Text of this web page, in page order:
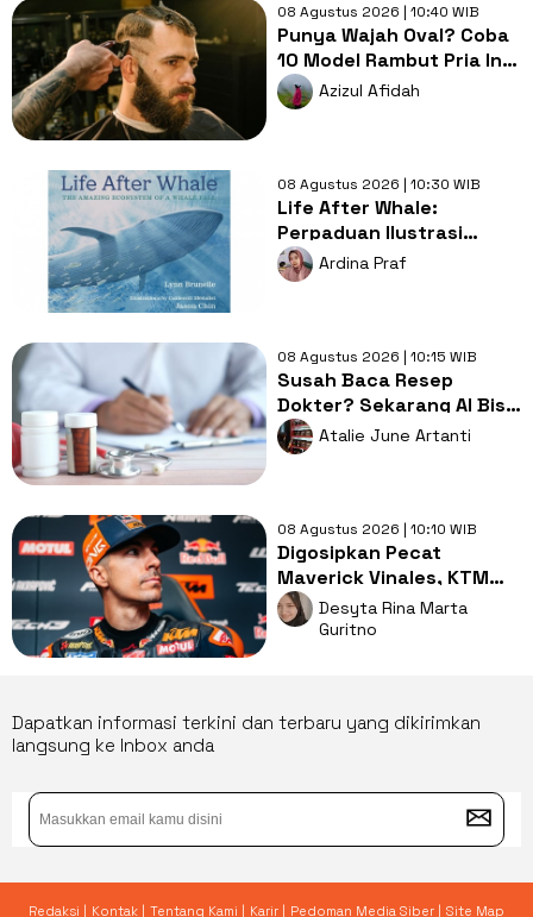
08 Agustus 2026 | 10:40 WIB
Punya Wajah Oval? Coba
10 Model Rambut Pria Ini
Agar Penampilan Makin
Rapi dan Menarik
Azizul Afidah
08 Agustus 2026 | 10:30 WIB
Life After Whale:
Perpaduan Ilustrasi
Spektakuler dan Sains
yang Memikat
Ardina Praf
08 Agustus 2026 | 10:15 WIB
Susah Baca Resep
Dokter? Sekarang AI Bisa
Menerjemahkannya
dalam Hitungkan Detik!
Atalie June Artanti
08 Agustus 2026 | 10:10 WIB
Digosipkan Pecat
Maverick Vinales, KTM
Bakal Dibenci Pembalap
MotoGP?
Desyta Rina Marta
Guritno
Dapatkan informasi terkini dan terbaru yang dikirimkan
langsung ke Inbox anda
Redaksi | Kontak | Tentang Kami | Karir | Pedoman Media Siber | Site Map